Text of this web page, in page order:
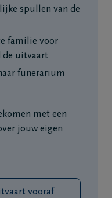
spullen van de
familie voor
de uitvaart
funerarium
met een
jouw eigen
vooraf